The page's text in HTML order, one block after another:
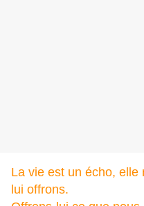
La vie est un écho,
lui offrons.